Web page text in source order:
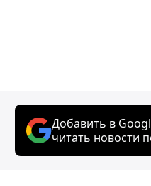
Добавить в
читать новости